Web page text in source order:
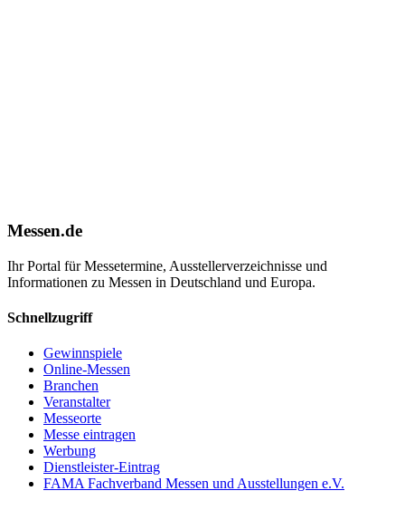
Messen.de
Ihr Portal für Messetermine, Ausstellerverzeichnisse und
Informationen zu Messen in Deutschland und Europa.
Schnellzugriff
Gewinnspiele
Online-Messen
Branchen
Veranstalter
Messeorte
Messe eintragen
Werbung
Dienstleister-Eintrag
FAMA Fachverband Messen und Ausstellungen e.V.